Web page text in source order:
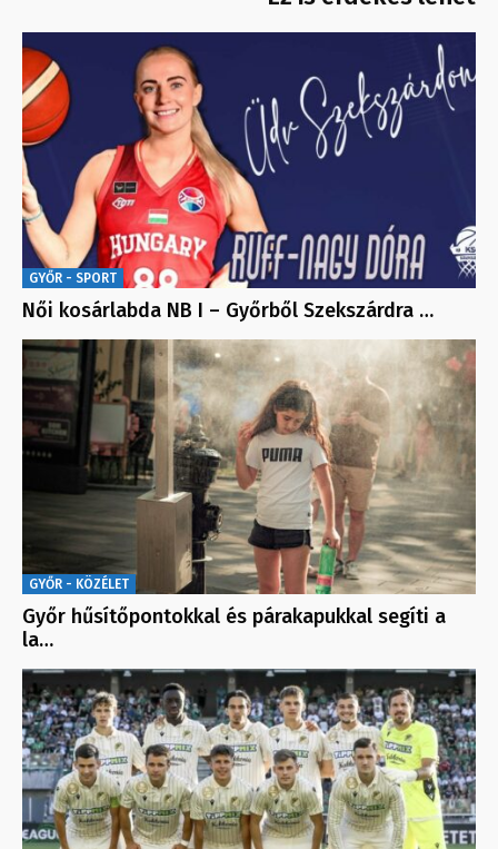
GYŐR - SPORT
Női kosárlabda NB I – Győrből Szekszárdra …
GYŐR - KÖZÉLET
Győr hűsítőpontokkal és párakapukkal segíti a
la…